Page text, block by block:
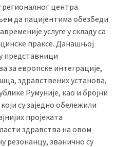
регионалног центра
да пацијентима обезбеди
услуге у складу са
праксе. Данашњој
представници
за европске интеграције,
здравствених установа,
Румуније, као и бројни
су заједно обележили
пројеката
здравства на овом
резонанцу, званично су